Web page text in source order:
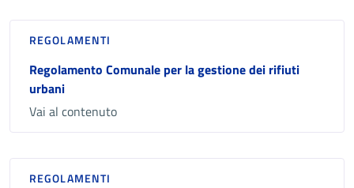
REGOLAMENTI
Regolamento Comunale per la gestione dei rifiuti
urbani
Vai al contenuto
REGOLAMENTI